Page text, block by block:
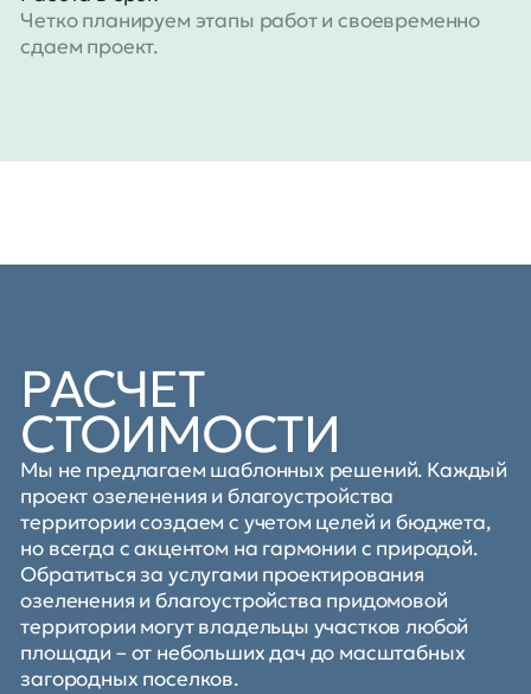
Четко планируем этапы работ и своевременно
сдаем проект.
РАСЧЕТ
СТОИМОСТИ
Мы не предлагаем шаблонных решений. Каждый
проект озеленения и благоустройства
территории создаем с учетом целей и бюджета,
но всегда с акцентом на гармонии с природой.
Обратиться за услугами проектирования
озеленения и благоустройства придомовой
территории могут владельцы участков любой
площади – от небольших дач до масштабных
загородных поселков.